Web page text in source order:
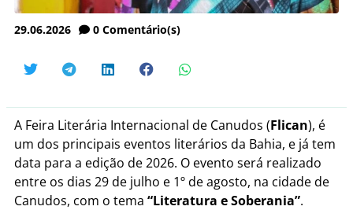
29.06.2026 0 Comentário(s)
A Feira Literária Internacional de Canudos (Flican), é
um dos principais eventos literários da Bahia, e já tem
data para a edição de 2026. O evento será realizado
entre os dias 29 de julho e 1º de agosto, na cidade de
Canudos, com o tema “Literatura e Soberania”.